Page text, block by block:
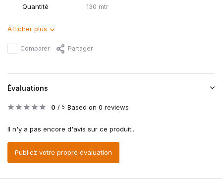
Quantité 130 mtr
Afficher plus
Comparer Partager
Évaluations
0 / 5 Based on 0 reviews
Il n'y a pas encore d'avis sur ce produit..
Publiez votre propre évaluation